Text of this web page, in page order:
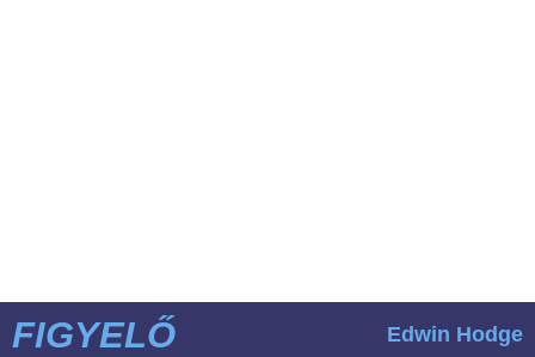
FIGYELŐ Edwin Hodge